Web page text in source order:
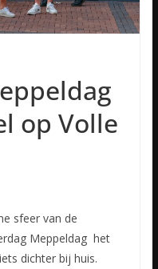
op Volle
sfeer van de
Meppeldag het
dichter bij huis.